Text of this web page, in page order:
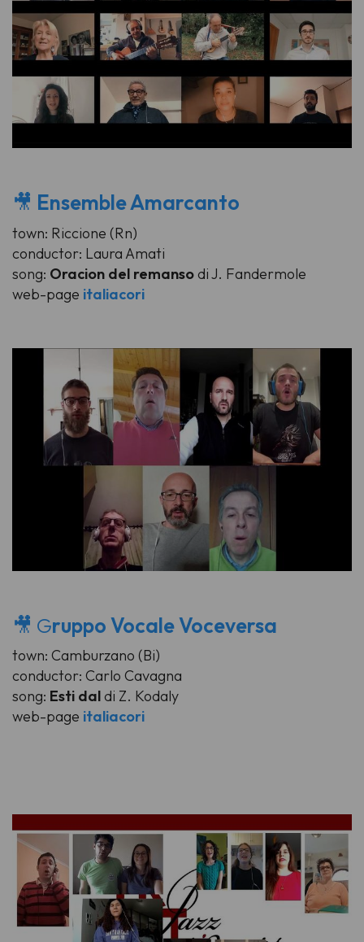
🎥 Ensemble Amarcanto
town: Riccione (Rn)
conductor: Laura Amati
song: Oracion del remansodi J. Fandermole
web-page italiacori
🎥 Gruppo Vocale Voceversa
town: Camburzano (Bi)
conductor: Carlo Cavagna
song: Esti daldi Z. Kodaly
web-page italiacori